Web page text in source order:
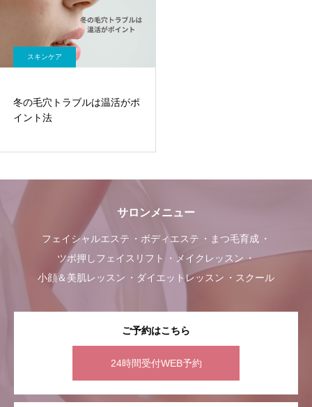
スキンケア
冬の毛穴トラブルは温活がポ
イント法
サロンメニュー
フェイシャルエステ ボディエステ
まつ毛育成
ツボ押しフェイスリフト
メイクレッスン
小顔＆美肌レッスン
ダイエットレッスン スクール
ご予約はこちら
24時間受付WEB予約